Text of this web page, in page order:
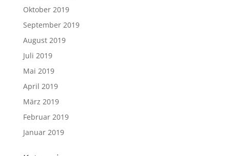
Oktober 2019
September 2019
August 2019
Juli 2019
Mai 2019
April 2019
März 2019
Februar 2019
Januar 2019